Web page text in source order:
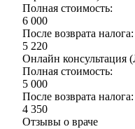
Полная стоимость:
6 000
После возврата налога:
5 220
Онлайн
Полная стоимость:
5 000
После возврата налога:
4 350
Отзывы о враче